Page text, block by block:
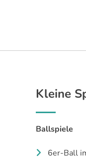
Kleine
Ballspiele
6er-Ball